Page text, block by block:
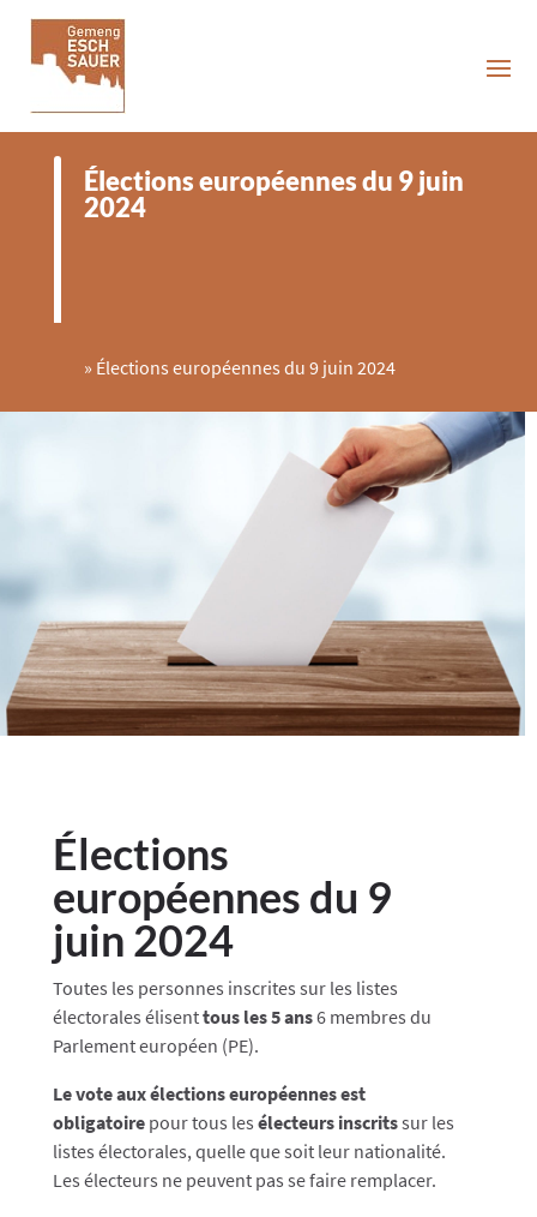
Élections européennes du 9 juin
2024
» Élections européennes du 9 juin 2024
Élections
européennes du 9
juin 2024
Toutes les personnes inscrites sur les listes
électorales élisenttous les 5 ans6 membres du
Parlement européen (PE).
Le vote aux élections européennes est
obligatoirepour tous les électeurs inscritssur les
listes électorales, quelle que soit leur nationalité.
Les électeurs ne peuvent pas se faire remplacer.